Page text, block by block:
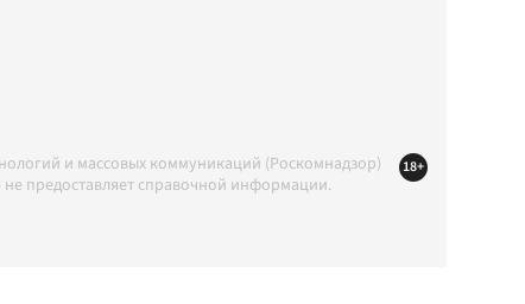
и массовых коммуникаций (Роскомнадзор)
не предоставляет справочной информации.
18+